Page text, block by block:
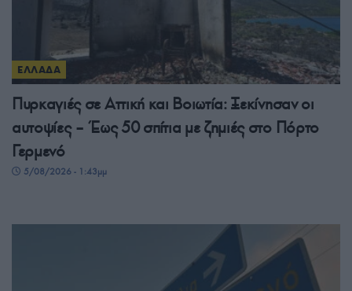
ΕΛΛΑΔΑ
Πυρκαγιές σε Αττική και Βοιωτία: Ξεκίνησαν οι
αυτοψίες – Έως 50 σπίτια με ζημιές στο Πόρτο
Γερμενό
5/08/2026 - 1:43μμ